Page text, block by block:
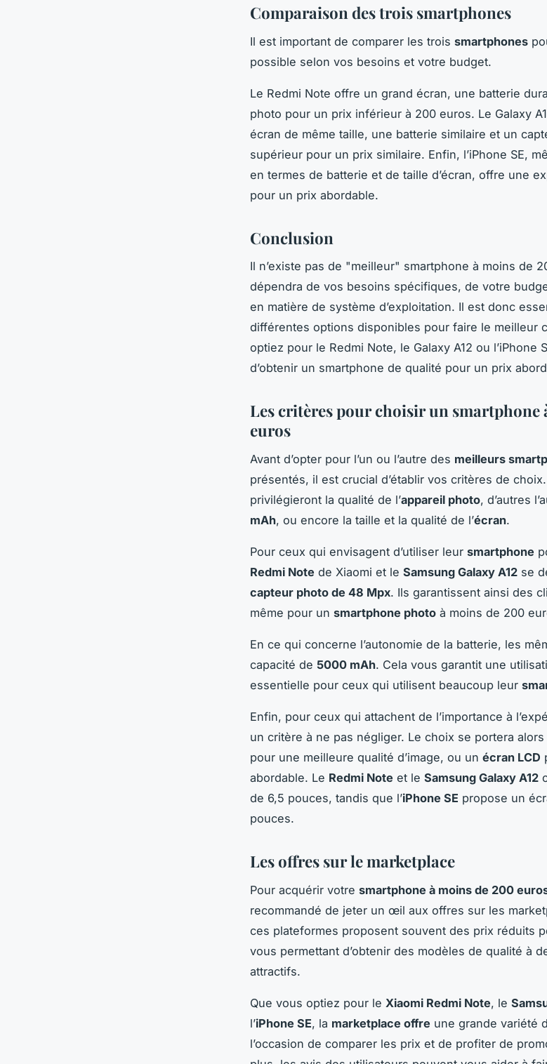
Comparaison des trois smartphones
Il est important de comparer les trois smartphones
possible selon vos besoins et votre budget.
Le Redmi Note offre un grand écran, une batterie
photo pour un prix inférieur à 200 euros. Le Galaxy
écran de même taille, une batterie similaire et un
supérieur pour un prix similaire. Enfin, l’iPhone SE,
en termes de batterie et de taille d’écran, offre une
pour un prix abordable.
Conclusion
Il n’existe pas de "meilleur" smartphone à moins de
dépendra de vos besoins spécifiques, de votre
en matière de système d’exploitation. Il est donc
différentes options disponibles pour faire le meilleur
optiez pour le Redmi Note, le Galaxy A12 ou l’iPhone
d’obtenir un smartphone de qualité pour un prix
Les critères pour choisir un smartphone
euros
Avant d’opter pour l’un ou l’autre des meilleurs
présentés, il est crucial d’établir vos critères de
privilégieront la qualité de l’appareil photo, d’autres
mAh, ou encore la taille et la qualité de l’écran.
Pour ceux qui envisagent d’utiliser leur smartphone
Redmi Note de Xiaomi et le Samsung Galaxy A12 se
capteur photo de 48 Mpx. Ils garantissent ainsi des
même pour un smartphone photo à moins de 200
En ce qui concerne l’autonomie de la batterie, les
capacité de 5000 mAh. Cela vous garantit une
essentielle pour ceux qui utilisent beaucoup leur
Enfin, pour ceux qui attachent de l’importance à
un critère à ne pas négliger. Le choix se portera
pour une meilleure qualité d’image, ou un écran LCD
abordable. Le Redmi Note et le Samsung Galaxy A12
de 6,5 pouces, tandis que l’iPhone SE propose un
pouces.
Les offres sur le marketplace
Pour acquérir votre smartphone à moins de 200
recommandé de jeter un œil aux offres sur les
ces plateformes proposent souvent des prix réduits
vous permettant d’obtenir des modèles de qualité à
attractifs.
Que vous optiez pour le Xiaomi Redmi Note, le
l’iPhone SE, la marketplace offre une grande variété
l’occasion de comparer les prix et de profiter de